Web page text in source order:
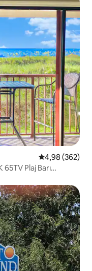
arasında
5 üzerinden
4,98 (362)
65TV Plaj Barı